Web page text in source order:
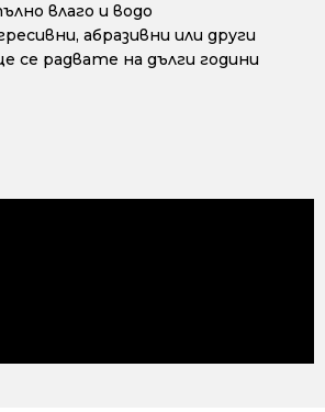
влаго и водо
абразивни или други
радвате на дълги години